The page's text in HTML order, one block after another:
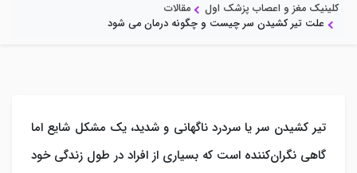
کلینیک مغز و اعصاب پزشک اول
مقالات
علت تیر کشیدن سر چیست و چگونه درمان می شود
تیر کشیدن سر یا سردرد ناگهانی و شدید، یک مشکل شایع اما
گاهی نگران‌کننده است که بسیاری از افراد در طول زندگی خود